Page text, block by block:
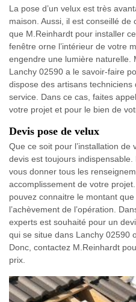
La pose d’un velux est très
maison. Aussi, il est conseillé
que M.Reinhardt pour installer
fenêtre orne l’intérieur de votre
engendre une lumière naturelle.
Lanchy 02590 a le savoir-faire
dispose des artisans
service. Dans ce cas, faites
votre projet et pour le bien de
Devis pose de velux
Que ce soit pour l’installation
devis est toujours
vous donner tous les
accomplissement de votre
pouvez connaitre le montant
l’achèvement de l’opération.
experts est souhaité pour un
qui se situe dans Lanchy 02590
Donc, contactez M.Reinhardt
prix.